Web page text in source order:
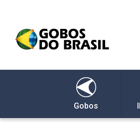
Gobos